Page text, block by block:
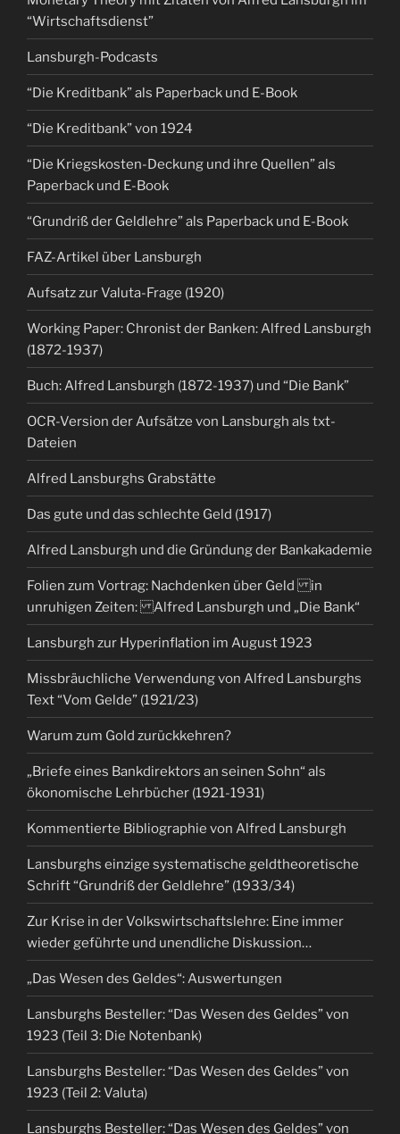
“Wirtschaftsdienst”
Lansburgh-Podcasts
“Die Kreditbank” als Paperback und E-Book
“Die Kreditbank” von 1924
“Die Kriegskosten-Deckung und ihre Quellen” als
Paperback und E-Book
“Grundriß der Geldlehre” als Paperback und E-Book
FAZ-Artikel über Lansburgh
Aufsatz zur Valuta-Frage (1920)
Working Paper: Chronist der Banken: Alfred Lansburgh
(1872-1937)
Buch: Alfred Lansburgh (1872-1937) und “Die Bank”
OCR-Version der Aufsätze von Lansburgh als txt-
Dateien
Alfred Lansburghs Grabstätte
Das gute und das schlechte Geld (1917)
Alfred Lansburgh und die Gründung der Bankakademie
Folien zum Vortrag: Nachdenken über Geld in
unruhigen Zeiten: Alfred Lansburgh und „Die Bank“
Lansburgh zur Hyperinflation im August 1923
Missbräuchliche Verwendung von Alfred Lansburghs
Text “Vom Gelde” (1921/23)
Warum zum Gold zurückkehren?
„Briefe eines Bankdirektors an seinen Sohn“ als
ökonomische Lehrbücher (1921-1931)
Kommentierte Bibliographie von Alfred Lansburgh
Lansburghs einzige systematische geldtheoretische
Schrift “Grundriß der Geldlehre” (1933/34)
Zur Krise in der Volkswirtschaftslehre: Eine immer
wieder geführte und unendliche Diskussion…
„Das Wesen des Geldes“: Auswertungen
Lansburghs Besteller: “Das Wesen des Geldes” von
1923 (Teil 3: Die Notenbank)
Lansburghs Besteller: “Das Wesen des Geldes” von
1923 (Teil 2: Valuta)
Lansburghs Besteller: “Das Wesen des Geldes” von